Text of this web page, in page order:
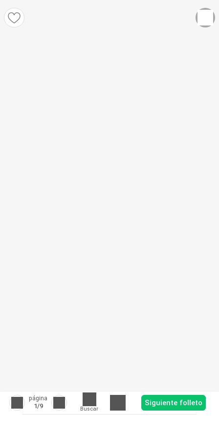
página
1/9 Buscar
Siguiente folleto